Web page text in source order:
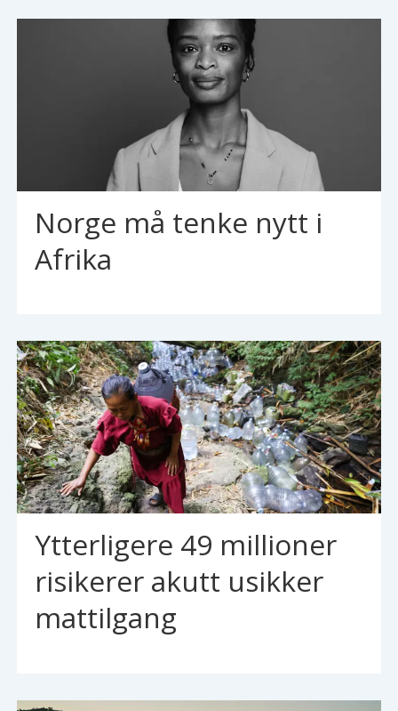
Norge må tenke nytt i
Afrika
Ytterligere 49 millioner
risikerer akutt usikker
mattilgang